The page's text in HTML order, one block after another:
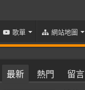
歌單 網站地圖
最新 熱門 留言